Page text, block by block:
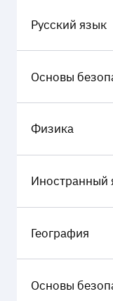
Русский язык
Основы
Физика
Иностранный
География
Основы